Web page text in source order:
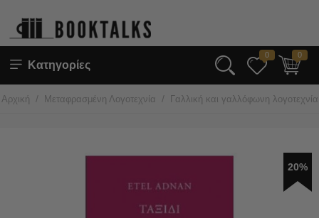
Κατηγορίες
0 0
Αρχική / Μεταφρασμένη Λογοτεχνία / Γαλλική και γαλλόφωνη λογοτεχνία
20%